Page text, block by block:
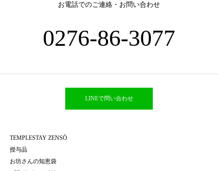
お電話でのご連絡・お問い合わせ
0276-86-3077
LINEで問い合わせ
TEMPLESTAY ZENSŌ
授与品
お坊さんの知恵袋